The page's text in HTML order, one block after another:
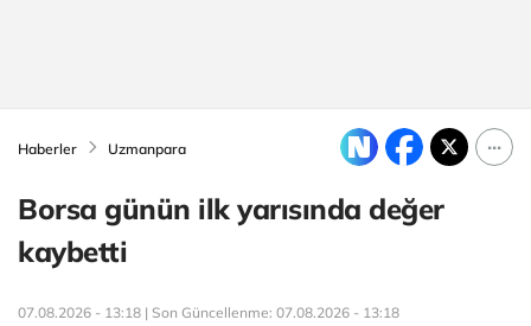
Haberler Uzmanpara
Borsa günün ilk yarısında değer
kaybetti
07.08.2026 - 13:18 | Son Güncellenme: 07.08.2026 - 13:18